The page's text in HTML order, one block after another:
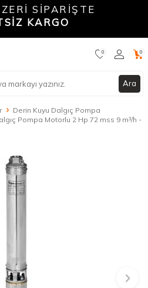
SİPARİŞTE
KARGO
Ara
0 0
Derin Kuyu Dalgıç Pompa
Pompa Motorlu 2 Hp 72 mss 9 m³/h -